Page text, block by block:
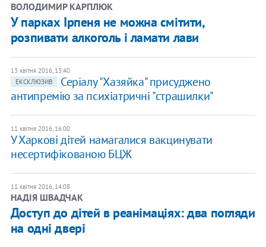
ВОЛОДИМИР КАРПЛЮК
У парках Ірпеня не можна смітити,
розпивати алкоголь і ламати лави
13 квітня 2016, 13:40
ЕКСКЛЮЗИВ
Серіалу "Хазяйка" присуджено
антипремію за психіатричні "страшилки"
11 квітня 2016, 16:00
У Харкові дітей намагалися вакцинувати
несертифікованою БЦЖ
11 квітня 2016, 14:08
НАДІЯ ШВАДЧАК
Доступ до дітей в реанімаціях: два погляди
на одні двері